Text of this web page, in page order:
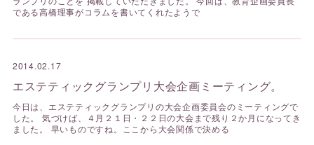
である高橋理事がコラムを書いてくれたようで
2014.02.17
エステティックグランプリ大会企画ミーティング。
今日は、エステティックグランプリの大会企画委員会のミーティングで
した。 気づけば、４月２１日・２２日の大会まで残り２か月になってき
ました。 早いものですね。ここから大会関係で決める